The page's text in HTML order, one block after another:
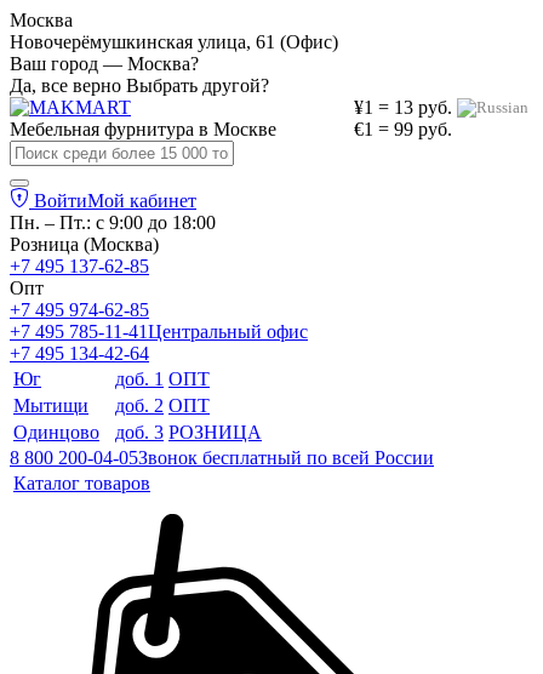
Москва
Новочерёмушкинская улица, 61 (Офис)
Ваш город — Москва?
Да, все верно Выбрать другой?
¥1 = 13 руб.
€1 = 99 руб.
Мебельная фурнитура в Москве
ВойтиМой кабинет
Пн. – Пт.: с 9:00 до 18:00
Розница (Москва)
+7 495 137-62-85
Опт
+7 495 974-62-85
+7 495 785-11-41Центральный офис
+7 495 134-42-64
Юг
доб. 1 ОПТ
Мытищи
доб. 2 ОПТ
Одинцово
доб. 3 РОЗНИЦА
8 800 200-04-05Звонок бесплатный по всей России
Каталог товаров